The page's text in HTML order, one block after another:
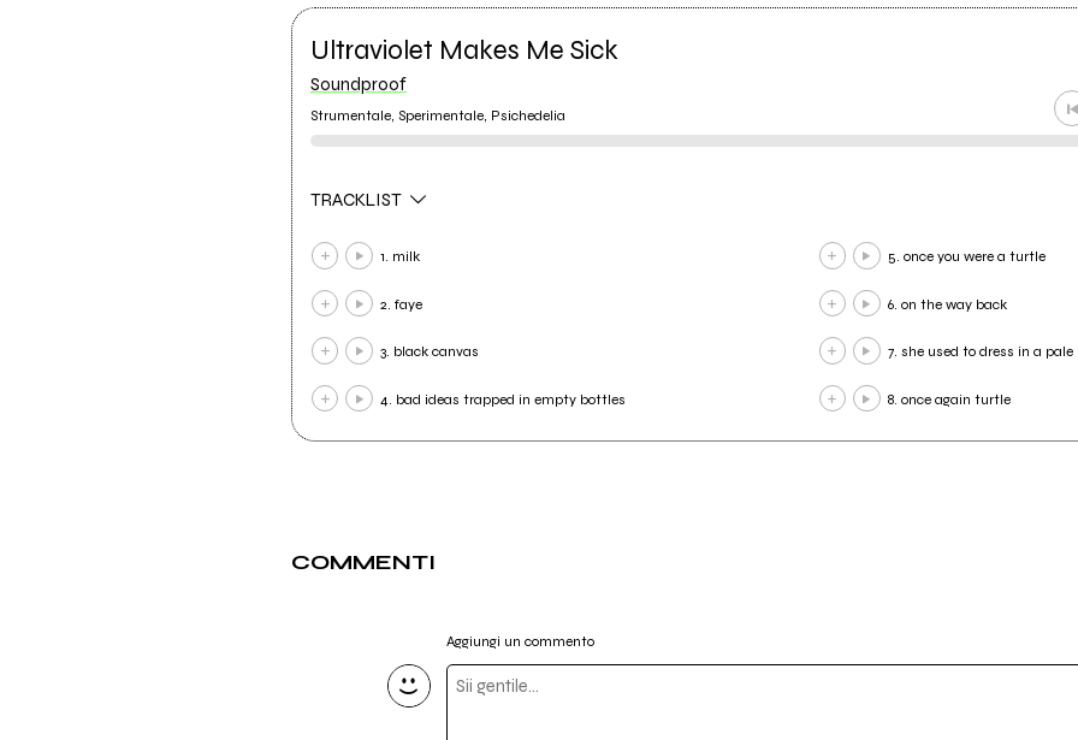
Ultraviolet Makes Me Sick
Soundproof
Strumentale, Sperimentale, Psichedelia
TRACKLIST
1. milk
2. faye
3. black canvas
4. bad ideas trapped in empty bottles
5. once you were a turtle
6. on the way back
7. she used to dress in a pale
8. once again turtle
COMMENTI
Aggiungi un commento